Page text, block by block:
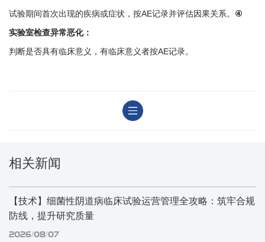
试验期间首次出现的疾病或症状，按AE记录并评估因果关系。 ④
实验室检查异常恶化：
判断是否具有临床意义，有临床意义者按AE记录。
相关新闻
【技术】细菌性阴道病临床试验运营管理全攻略：筑牢合规
防线，提升研究质量
2026/08/07